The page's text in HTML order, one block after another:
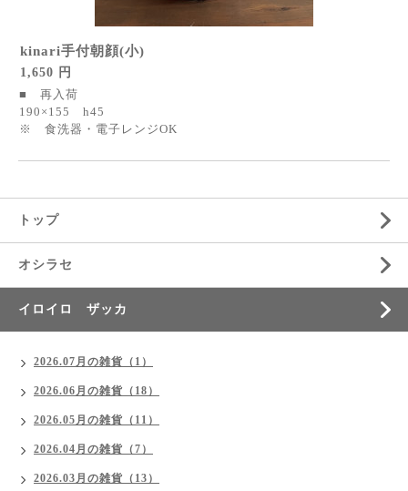
kinari手付朝顔(小)
1,650 円
■ 再入荷
190×155 h45
※ 食洗器・電子レンジOK
トップ
オシラセ
イロイロ ザッカ
2026.07月の雑貨（1）
2026.06月の雑貨（18）
2026.05月の雑貨（11）
2026.04月の雑貨（7）
2026.03月の雑貨（13）